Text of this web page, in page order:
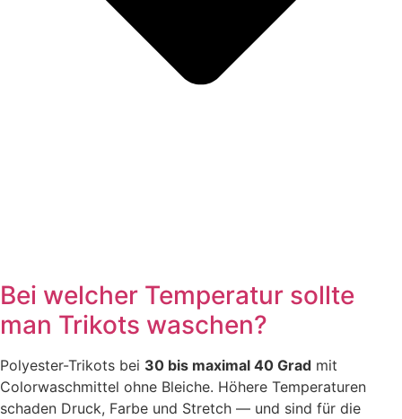
Bei welcher Temperatur sollte
man Trikots waschen?
Polyester-Trikots bei 30 bis maximal 40 Grad mit
Colorwaschmittel ohne Bleiche. Höhere Temperaturen
schaden Druck, Farbe und Stretch — und sind für die